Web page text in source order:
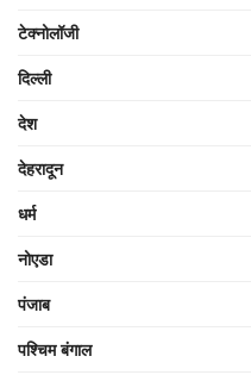
टेक्नोलॉजी
दिल्ली
देश
देहरादून
धर्म
नोएडा
पंजाब
पश्चिम बंगाल